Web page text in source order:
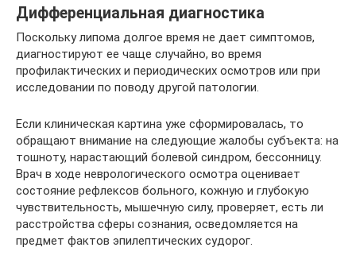
Дифференциальная диагностика
Поскольку липома долгое время не дает симптомов,
диагностируют ее чаще случайно, во время
профилактических и периодических осмотров или при
исследовании по поводу другой патологии.
Если клиническая картина уже сформировалась, то
обращают внимание на следующие жалобы субъекта: на
тошноту, нарастающий болевой синдром, бессонницу.
Врач в ходе неврологического осмотра оценивает
состояние рефлексов больного, кожную и глубокую
чувствительность, мышечную силу, проверяет, есть ли
расстройства сферы сознания, осведомляется на
предмет фактов эпилептических судорог.